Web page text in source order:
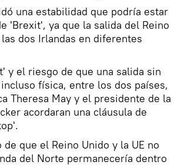
una estabilidad que podría estar
'Brexit', ya que la salida del Reino
dos Irlandas en diferentes
y el riesgo de que una salida sin
física, entre los dos países,
Theresa May y el presidente de la
acordaran una cláusula de
que el Reino Unido y la UE no
del Norte permanecería dentro